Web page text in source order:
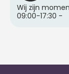
Wij zijn
09:00-17:30 -